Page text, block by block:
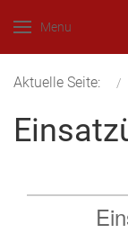
Menu
Aktuelle Seite: